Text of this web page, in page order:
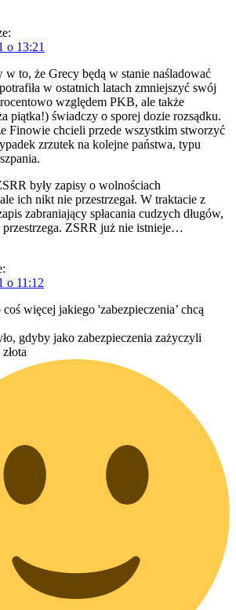
o 13:21
to, że Grecy będą w stanie naśladować
w ostatnich latach zmniejszyć swój
względem PKB, ale także
piątka!) świadczy o sporej dozie rozsądku.
Finowie chcieli przede wszystkim stworzyć
zrzutek na kolejne państwa, typu
były zapisy o wolnościach
ich nikt nie przestrzegał. W traktacie z
zabraniający spłacania cudzych długów,
ZSRR już nie istnieje…
o 11:12
więcej jakiego 'zabezpieczenia’ chcą
gdyby jako zabezpieczenia zażyczyli